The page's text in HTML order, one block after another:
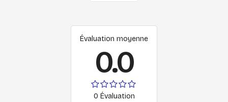
Évaluation moyenne
0.0
0 Évaluation